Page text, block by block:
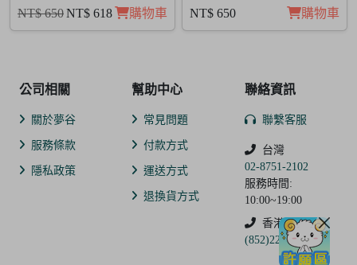
NT$ 650NT$ 618 購物車 NT$ 650 購物車
公司相關
關於夢谷
服務條款
隱私政策
幫助中心
常見問題
付款方式
運送方式
退換貨方式
聯絡資訊
聯繫客服
台灣
02-8751-2102
服務時間:
10:00~19:00
香港
(852)2250-9311